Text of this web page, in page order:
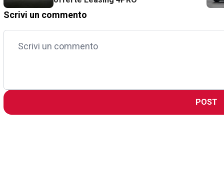
Scrivi un commento
POST